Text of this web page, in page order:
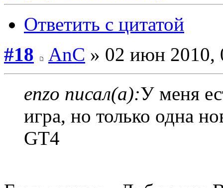
Ответить с цитатой
#18
AnC » 02 июн 2010,
enzo писал(а):У меня
игра, но только одна
GT4